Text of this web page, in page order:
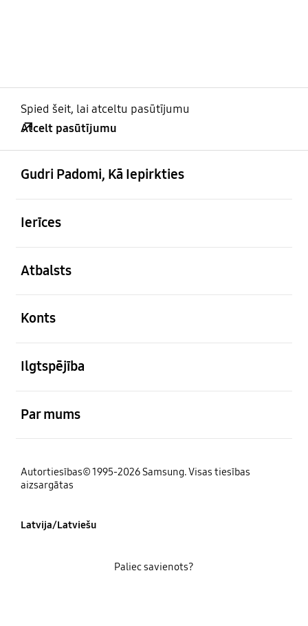
Spied šeit, lai atceltu pasūtījumu
Atcelt pasūtījumu
Gudri Padomi, Kā Iepirkties
Ierīces
Atbalsts
Konts
Ilgtspējība
Par mums
Autortiesības© 1995-2026 Samsung. Visas tiesības
aizsargātas
Latvija/Latviešu
Paliec savienots?